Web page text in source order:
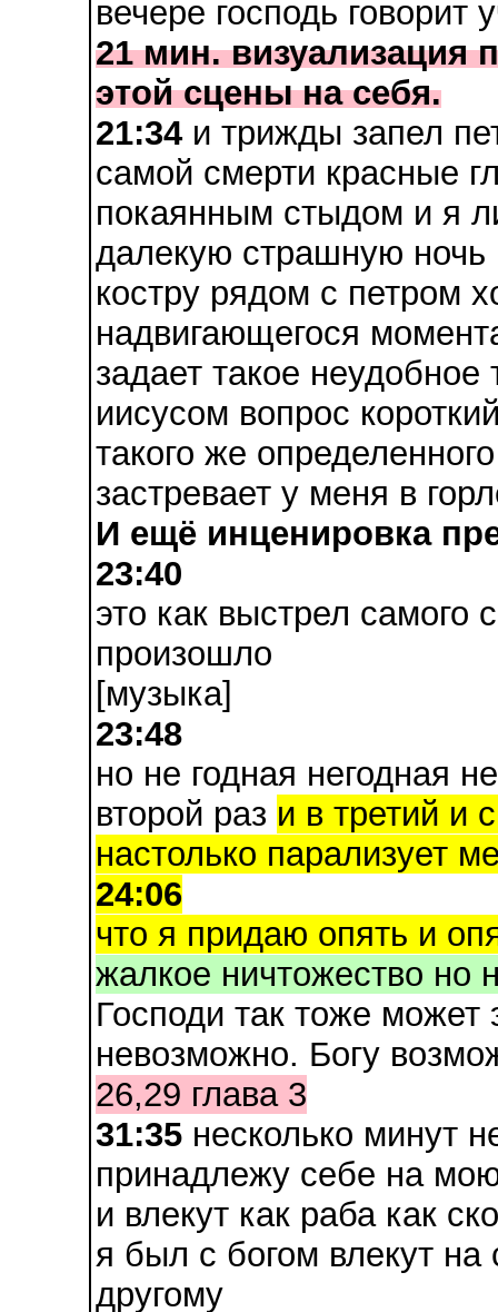
вечере господь говорит
21 мин. визуализация
этой сцены на себя.
21:34 и трижды запел
самой смерти красные
покаянным стыдом и я
далекую страшную
костру рядом с петром
надвигающегося
задает такое
иисусом вопрос
такого же
застревает у меня в
И ещё инценировка
23:40
это как выстрел самого
произошло
[музыка]
23:48
но не годная негодная
второй раз и в третий и
настолько парализует
24:06
что я придаю опять и
жалкое ничтожество но
Господи так тоже может
невозможно. Богу
26,29 глава 3
31:35 несколько минут
принадлежу себе на
и влекут как раба как
я был с богом влекут на
другому